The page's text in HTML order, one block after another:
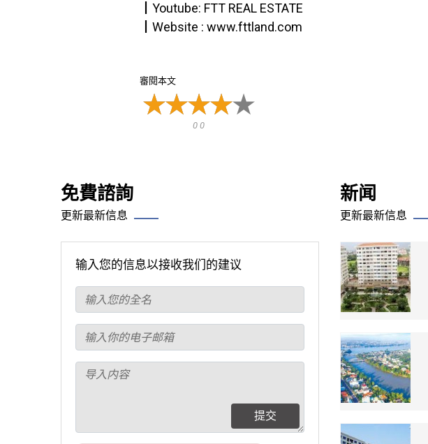
┃Youtube: FTT REAL ESTATE
┃Website : www.fttland.com
審閱本文
0 0
免費諮詢
更新最新信息
输入您的信息以接收我们的建议
提交
新闻
更新最新信息